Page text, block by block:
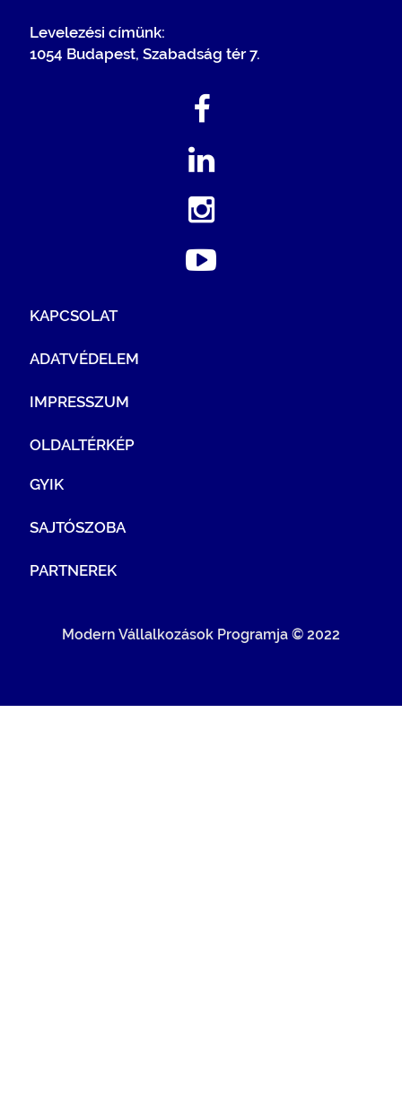
Levelezési címünk:
1054 Budapest, Szabadság tér 7.
KAPCSOLAT
ADATVÉDELEM
IMPRESSZUM
OLDALTÉRKÉP
GYIK
SAJTÓSZOBA
PARTNEREK
Modern Vállalkozások Programja © 2022